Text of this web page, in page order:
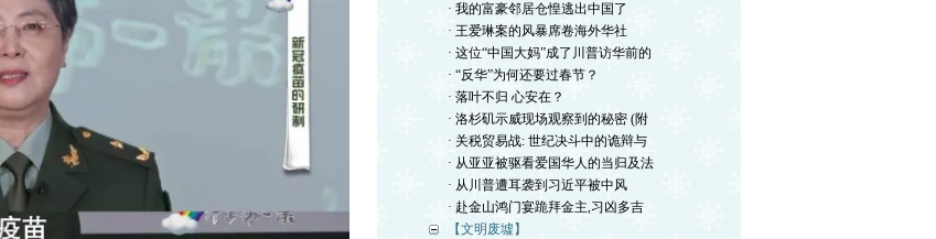
· 我的富豪邻居仓惶逃出中国了
· 王爱琳案的风暴席卷海外华社
· 这位“中国大妈”成了川普访华前的
· “反华”为何还要过春节？
· 落叶不归 心安在？
· 洛杉矶示威现场观察到的秘密 (附
· 关税贸易战: 世纪决斗中的诡辩与
· 从亚亚被驱看爱国华人的当归及法
· 从川普遭耳袭到习近平被中风
· 赴金山鸿门宴跪拜金主,习凶多吉
【文明废墟】